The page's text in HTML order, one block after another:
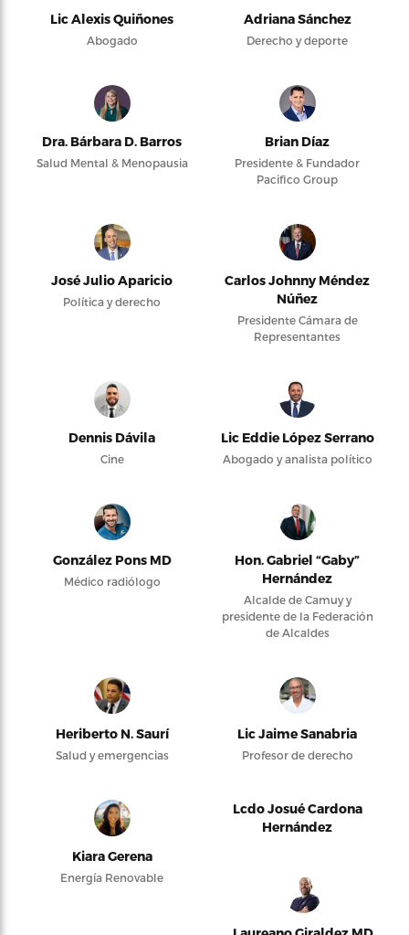
Lic Alexis Quiñones
Abogado
Adriana Sánchez
Derecho y deporte
Dra. Bárbara D. Barros
Salud Mental & Menopausia
Brian Díaz
Presidente & Fundador
Pacifico Group
José Julio Aparicio
Política y derecho
Carlos Johnny Méndez
Núñez
Presidente Cámara de
Representantes
Dennis Dávila
Cine
Lic Eddie López Serrano
Abogado y analista político
González Pons MD
Médico radiólogo
Hon. Gabriel “Gaby”
Hernández
Alcalde de Camuy y
presidente de la Federación
de Alcaldes
Heriberto N. Saurí
Salud y emergencias
Lic Jaime Sanabria
Profesor de derecho
Kiara Gerena
Energía Renovable
Lcdo Josué Cardona
Hernández